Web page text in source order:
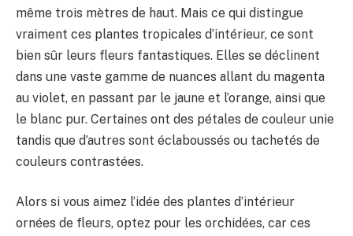
même trois mètres de haut. Mais ce qui distingue
vraiment ces plantes tropicales d’intérieur, ce sont
bien sûr leurs fleurs fantastiques. Elles se déclinent
dans une vaste gamme de nuances allant du magenta
au violet, en passant par le jaune et l’orange, ainsi que
le blanc pur. Certaines ont des pétales de couleur unie
tandis que d’autres sont éclaboussés ou tachetés de
couleurs contrastées.
Alors si vous aimez l’idée des plantes d’intérieur
ornées de fleurs, optez pour les orchidées, car ces